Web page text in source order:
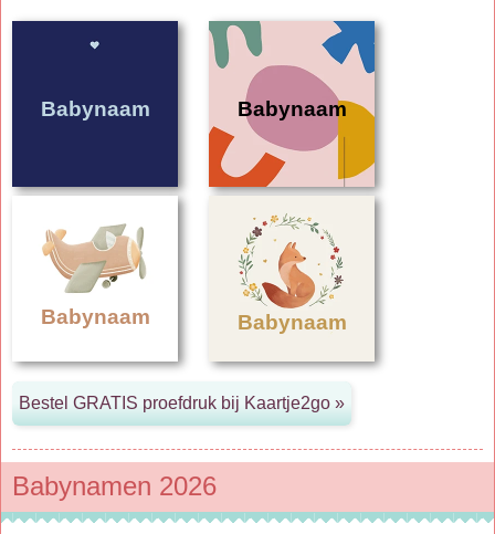
Babynaam Babynaam
Babynaam Babynaam
Babynamen 2026